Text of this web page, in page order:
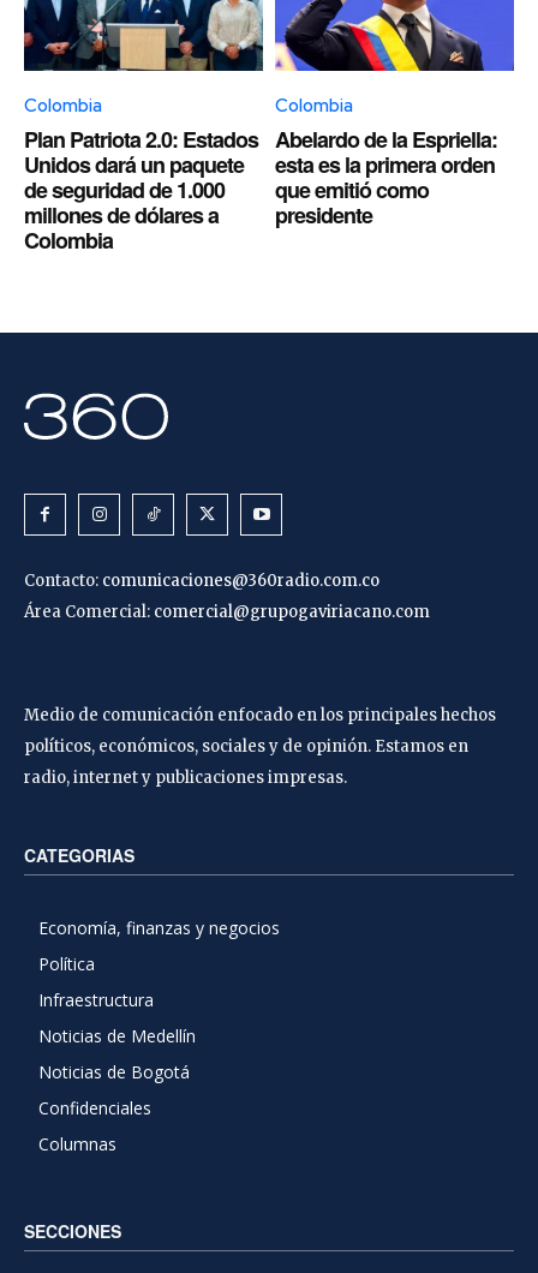
Colombia
Plan Patriota 2.0: Estados
Unidos dará un paquete
de seguridad de 1.000
millones de dólares a
Colombia
Colombia
Abelardo de la Espriella:
esta es la primera orden
que emitió como
presidente
Contacto: comunicaciones@360radio.com.co
Área Comercial: comercial@grupogaviriacano.com
Medio de comunicación enfocado en los principales hechos
políticos, económicos, sociales y de opinión. Estamos en
radio, internet y publicaciones impresas.
CATEGORIAS
Economía, finanzas y negocios
Política
Infraestructura
Noticias de Medellín
Noticias de Bogotá
Confidenciales
Columnas
SECCIONES